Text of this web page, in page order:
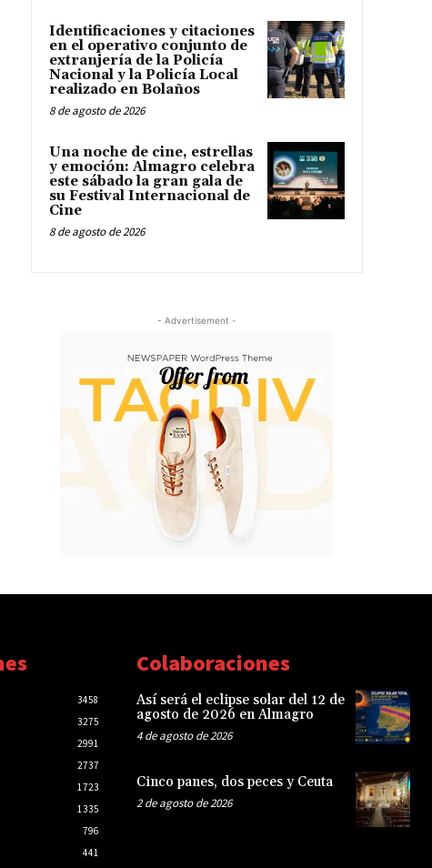
Identificaciones y citaciones
en el operativo conjunto de
extranjería de la Policía
Nacional y la Policía Local
realizado en Bolaños
8 de agosto de 2026
Una noche de cine, estrellas
y emoción: Almagro celebra
este sábado la gran gala de
su Festival Internacional de
Cine
8 de agosto de 2026
- Advertisement -
3458
3275
2991
2737
1723
1335
796
441
Colaboraciones
Así será el eclipse solar del 12 de
agosto de 2026 en Almagro
4 de agosto de 2026
Cinco panes, dos peces y Ceuta
2 de agosto de 2026